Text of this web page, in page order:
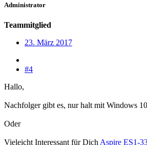
Administrator
Teammitglied
23. März 2017
#4
Hallo,
Nachfolger gibt es, nur halt mit Windows
Oder
Vieleicht Interessant für Dich Aspire ES1-